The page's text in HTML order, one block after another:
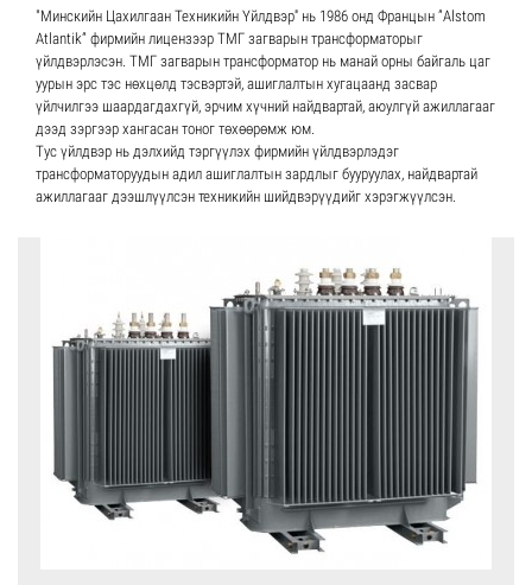
"Минскийн Цахилгаан Техникийн Үйлдвэр'' нь 1986 онд Францын ”Alstom
Atlantik” фирмийн лицензээр ТМГ загварын трансформаторыг
үйлдвэрлэсэн. ТМГ загварын трансформатор нь манай орны байгаль цаг
уурын эрс тэс нөхцөлд тэсвэртэй, ашиглалтын хугацаанд засвар
үйлчилгээ шаардагдахгүй, эрчим хүчний найдвартай, аюулгүй ажиллагааг
дээд зэргээр хангасан тоног төхөөрөмж юм.
Тус үйлдвэр нь дэлхийд тэргүүлэх фирмийн үйлдвэрлэдэг
трансформаторуудын адил ашиглалтын зардлыг бууруулах, найдвартай
ажиллагааг дээшлүүлсэн техникийн шийдвэрүүдийг хэрэгжүүлсэн.